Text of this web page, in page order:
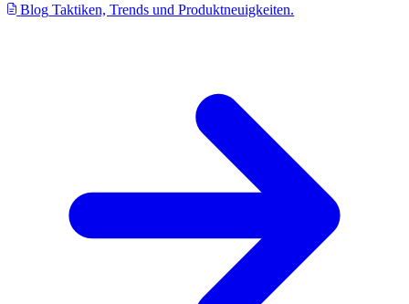
Blog Taktiken, Trends und Produktneuigkeiten.